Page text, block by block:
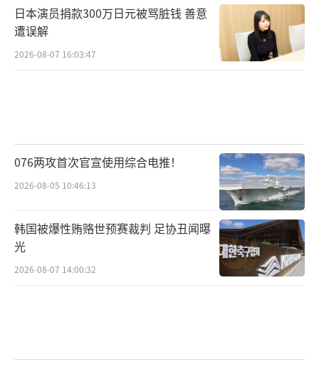
日本演员捐款300万日元被骂脏钱 善意
遭误解
2026-08-07 16:03:47
076两攻首次官宣使用综合电推！
2026-08-05 10:46:13
韩国被爆性贿赂世预赛裁判 足协丑闻曝
光
2026-08-07 14:00:32